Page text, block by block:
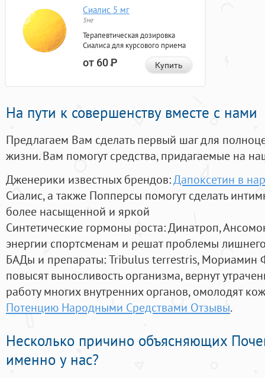
Сиалис 5 мг
5мг
Терапевтическая дозировка
Сиалиса для курсового приема
от 60Р Купить
На пути к совершенству вместе с нами
Предлагаем Вам сделать первый шаг для
жизни. Вам помогут средства, придагаемые на
Дженерики известных брендов:Дапоксетин в
Сиалис, а также Попперсы помогут сделать
более насыщенной и яркой
Синтетические гормоны роста: Динатроп,
энергии спортсменам и решат проблемы
БАДы и препараты:Tribulus terrestris, Мориамин
повысят выносливость организма, вернут
работу многих внутренних органов, омолодят
Потенцию Народными Средствами Отзывы.
Несколько причино объясняющих
именно у нас?